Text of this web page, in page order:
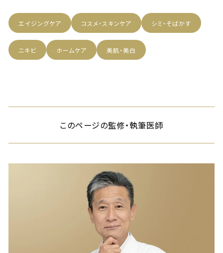
エイジングケア コスメ・スキンケア シミ・そばかす
ニキビ ホームケア 美肌・美白
このページの監修・執筆医師